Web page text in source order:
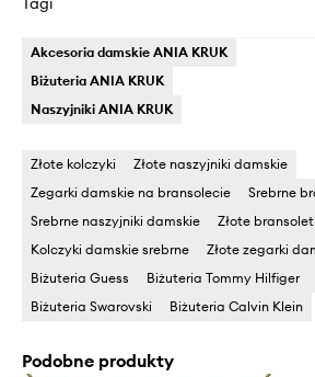
Akcesoria damskie ANIA KRUK
Biżuteria ANIA KRUK
Naszyjniki ANIA KRUK
Złote kolczyki
Złote naszyjniki damskie
Zegarki damskie na bransolecie
Srebrne
Srebrne naszyjniki damskie
Złote
Kolczyki damskie srebrne
Złote zegarki
Biżuteria Guess
Biżuteria Tommy Hilfiger
Biżuteria Swarovski
Biżuteria Calvin Klein
Podobne produkty